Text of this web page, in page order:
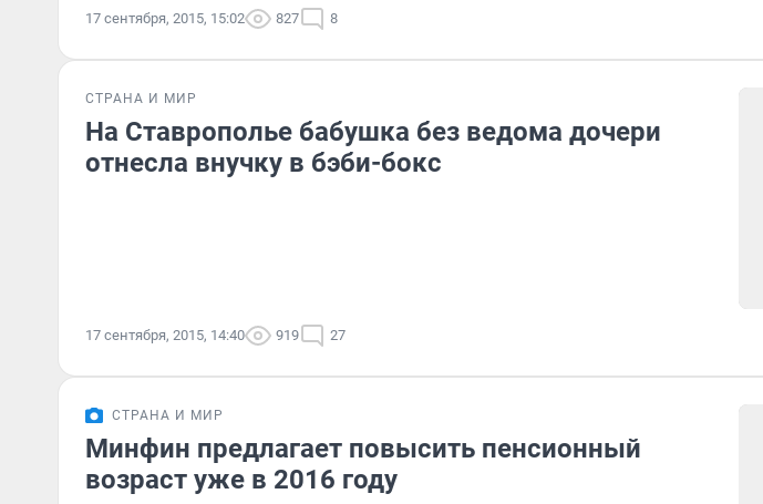
17 сентября, 2015, 15:02 827 8
СТРАНА И МИР
На Ставрополье бабушка без ведома дочери
отнесла внучку в бэби-бокс
17 сентября, 2015, 14:40 919 27
СТРАНА И МИР
Минфин предлагает повысить пенсионный
возраст уже в 2016 году